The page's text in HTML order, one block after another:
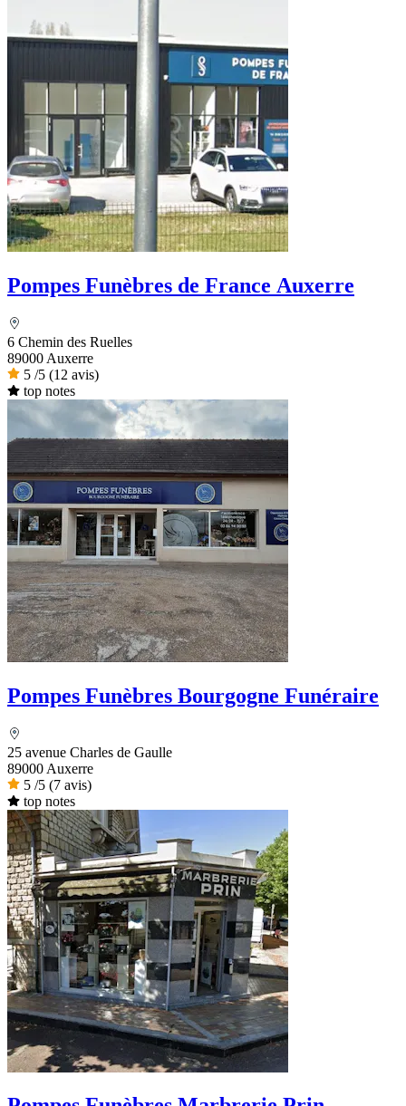
Pompes Funèbres de France Auxerre
6 Chemin des Ruelles
89000 Auxerre
5 /5 (12 avis)
top notes
Pompes Funèbres Bourgogne Funéraire
25 avenue Charles de Gaulle
89000 Auxerre
5 /5 (7 avis)
top notes